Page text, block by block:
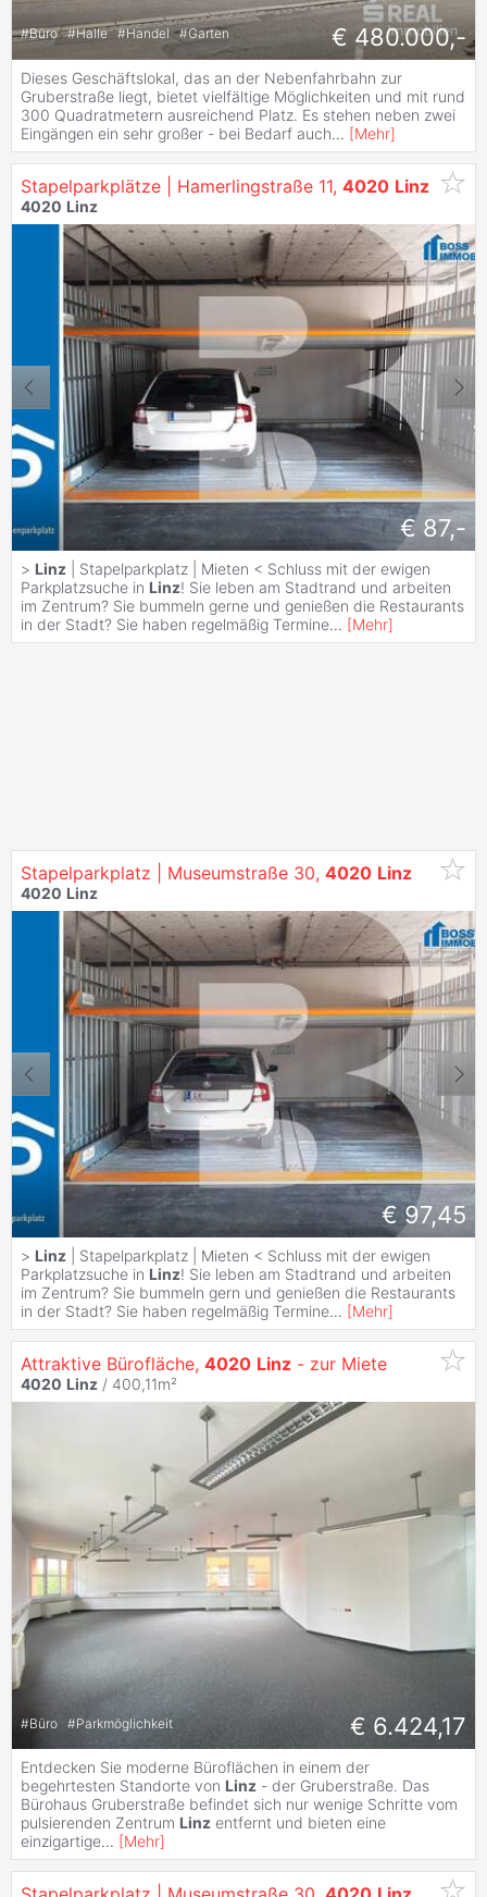
#Büro #Halle #Handel #Garten € 480.000,-
Dieses Geschäftslokal, das an der Nebenfahrbahn zur
Gruberstraße liegt, bietet vielfältige Möglichkeiten und mit rund
300 Quadratmetern ausreichend Platz. Es stehen neben zwei
Eingängen ein sehr großer - bei Bedarf auch... [Mehr]
Stapelparkplätze | Hamerlingstraße 11, 4020 Linz
4020 Linz
€ 87,-
> Linz | Stapelparkplatz | Mieten < Schluss mit der ewigen
Parkplatzsuche in Linz! Sie leben am Stadtrand und arbeiten
im Zentrum? Sie bummeln gerne und genießen die Restaurants
in der Stadt? Sie haben regelmäßig Termine... [Mehr]
Stapelparkplatz | Museumstraße 30, 4020 Linz
4020 Linz
€ 97,45
> Linz | Stapelparkplatz | Mieten < Schluss mit der ewigen
Parkplatzsuche in Linz! Sie leben am Stadtrand und arbeiten
im Zentrum? Sie bummeln gern und genießen die Restaurants
in der Stadt? Sie haben regelmäßig Termine... [Mehr]
Attraktive Bürofläche, 4020 Linz - zur Miete
4020 Linz / 400,11m²
#Büro #Parkmöglichkeit € 6.424,17
Entdecken Sie moderne Büroflächen in einem der
begehrtesten Standorte von Linz - der Gruberstraße. Das
Bürohaus Gruberstraße befindet sich nur wenige Schritte vom
pulsierenden Zentrum Linz entfernt und bieten eine
einzigartige... [Mehr]